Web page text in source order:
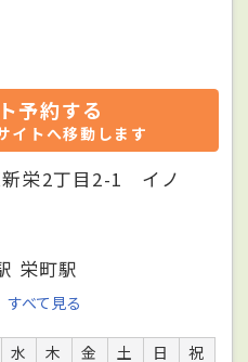
予約する
イトへ移動します
新栄2丁目2-1 イノ
栄町駅
すべて見る
水 木 金 土 日
祝